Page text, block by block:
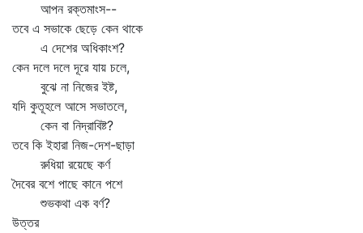
আপন রক্তমাংস--
তবে এ সভাকে ছেড়ে কেন থাকে
এ দেশের অধিকাংশ?
কেন দলে দলে দূরে যায় চলে,
বুঝে না নিজের ইষ্ট,
যদি কুতূহলে আসে সভাতলে,
কেন বা নিদ্রাবিষ্ট?
তবে কি ইহারা নিজ-দেশ-ছাড়া
রুধিয়া রয়েছে কর্ণ
দৈবের বশে পাছে কানে পশে
শুভকথা এক বর্ণ?
উত্তর